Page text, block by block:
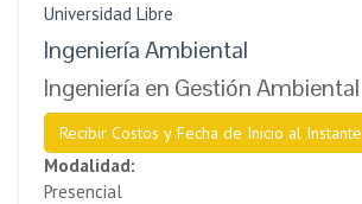
Universidad Libre
Ingeniería Ambiental
Ingeniería en Gestión Ambiental
Recibir Costos y Fecha de Inicio al Instante
Modalidad:
Presencial